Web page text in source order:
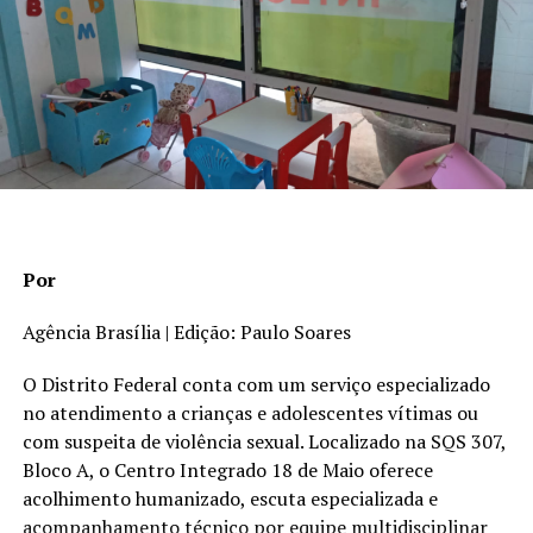
ensino. “Não vou aceitar que outros estados tenham a
capoeira dentro das salas de aula de suas escolas
públicas como matéria curricular e o Distrito Federal
não faça o mesmo. Vamos trabalhar para avançar nessa
pauta”, declarou.
Por
Agência Brasília | Edição: Paulo Soares
O Distrito Federal conta com um serviço especializado
no atendimento a crianças e adolescentes vítimas ou
com suspeita de violência sexual. Localizado na SQS 307,
Bloco A, o Centro Integrado 18 de Maio oferece
acolhimento humanizado, escuta especializada e
acompanhamento técnico por equipe multidisciplinar